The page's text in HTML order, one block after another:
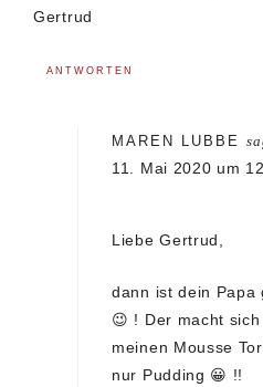
Gertrud
ANTWORTEN
MAREN LUBBE
11. Mai 2020 um
Liebe Gertrud,
dann ist dein Papa
😉 ! Der macht
meinen Mousse
nur Pudding 😀 !!